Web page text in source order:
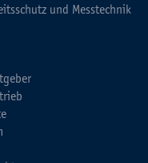
und Messtechnik